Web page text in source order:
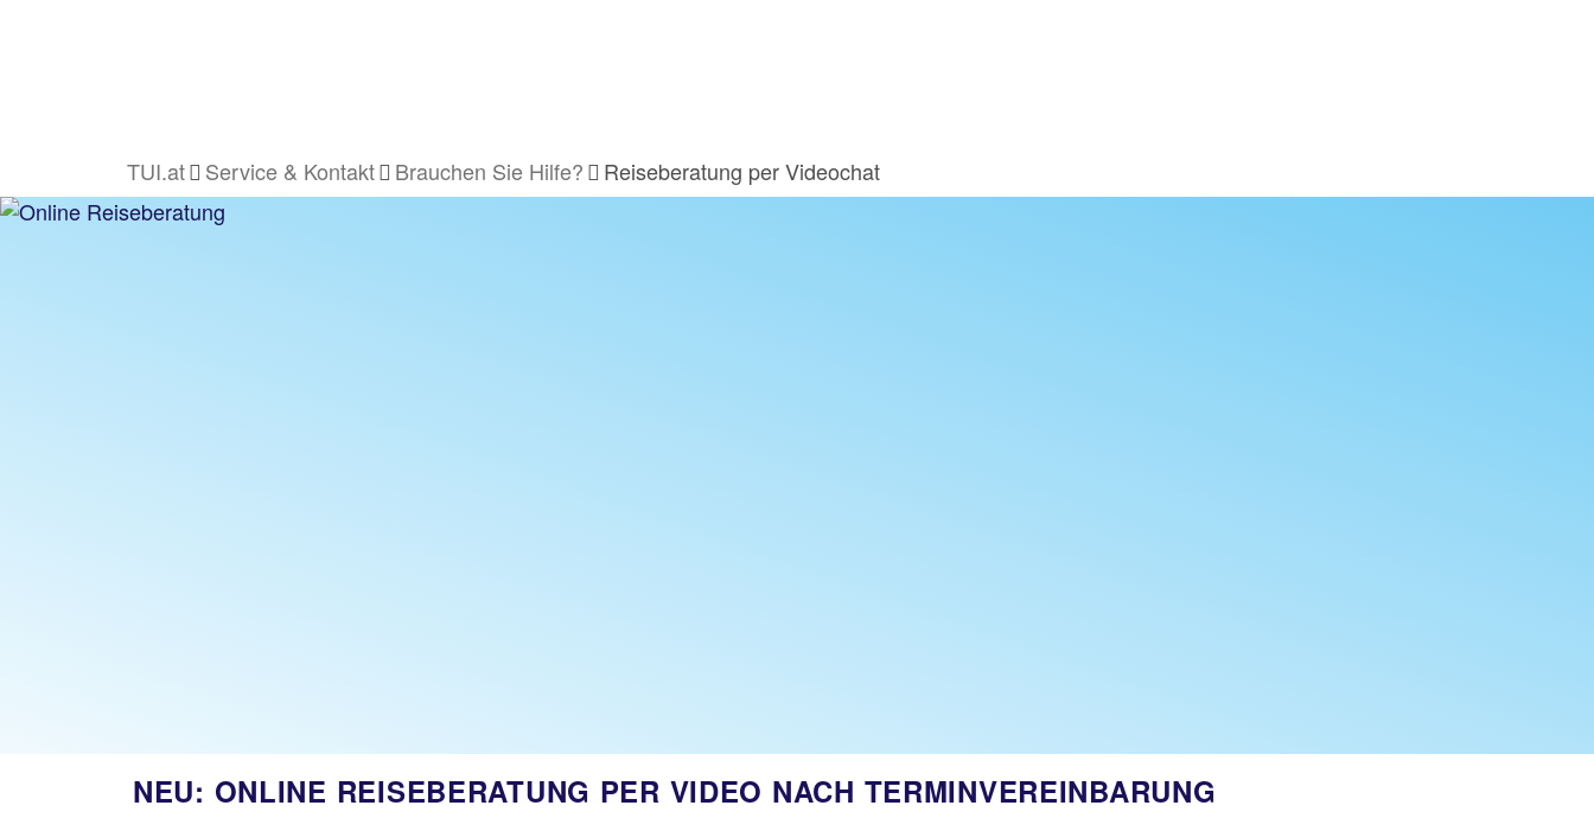
TUI.at Service & Kontakt Brauchen Sie Hilfe? Reiseberatung per Videochat
NEU: ONLINE REISEBERATUNG PER VIDEO NACH TERMINVEREINBARUNG